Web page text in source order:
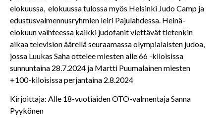
elokuussa, elokuussa tulossa myös Helsinki Judo Camp ja
edustusvalmennusryhmien leiri Pajulahdessa. Heinä-
elokuun vaihteessa kaikki judofanit viettävät tietenkin
aikaa television äärellä seuraamassa olympialaisten judoa,
jossa Luukas Saha ottelee miesten alle 66 -kiloisissa
sunnuntaina 28.7.2024 ja Martti Puumalainen miesten
+100-kiloisissa perjantaina 2.8.2024
Kirjoittaja: Alle 18-vuotiaiden OTO-valmentaja Sanna
Pyykönen